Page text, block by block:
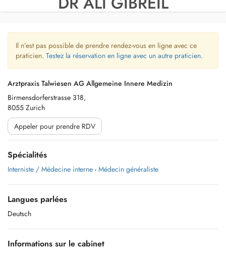
Il n’est pas possible de prendre rendez-vous en ligne avec ce
praticien. Testez la réservation en ligne avec un autre praticien.
Arztpraxis Talwiesen AG Allgemeine Innere Medizin
Birmensdorferstrasse 318,
8055 Zurich
Appeler pour prendre RDV
Spécialités
Interniste / Médecine interne - Médecin généraliste
Langues parlées
Deutsch
Informations sur le cabinet